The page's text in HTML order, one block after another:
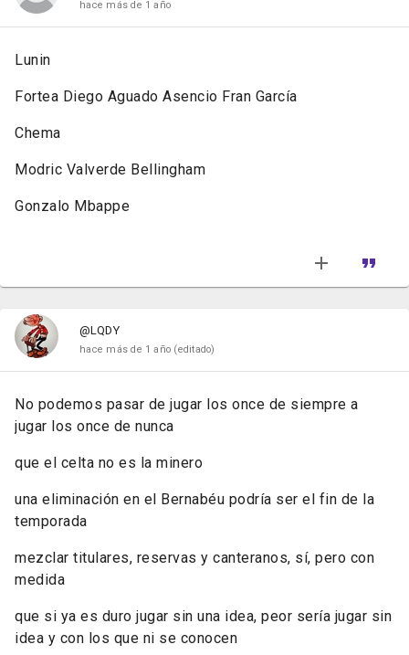
hace más de 1 año
Lunin
Fortea Diego Aguado Asencio Fran García
Chema
Modric Valverde Bellingham
Gonzalo Mbappe
@LQDY
hace más de 1 año (editado)
No podemos pasar de jugar los once de siempre a
jugar los once de nunca
que el celta no es la minero
una eliminación en el Bernabéu podría ser el fin de la
temporada
mezclar titulares, reservas y canteranos, sí, pero con
medida
que si ya es duro jugar sin una idea, peor sería jugar sin
idea y con los que ni se conocen